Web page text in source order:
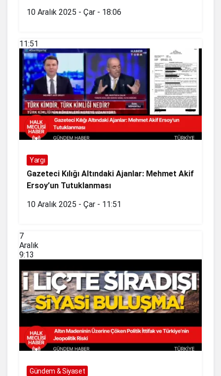
10 Aralık 2025 - Çar - 18:06
11:51
Yargı
Gazeteci Kılığı Altındaki Ajanlar: Mehmet Akif
Ersoy’un Tutuklanması
10 Aralık 2025 - Çar - 11:51
7
Aralık
9:13
Gündem & Siyaset